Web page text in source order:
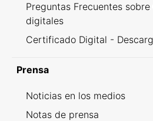
Preguntas Frecuentes
digitales
Certificado Digital -
Prensa
Noticias en los medios
Notas de prensa